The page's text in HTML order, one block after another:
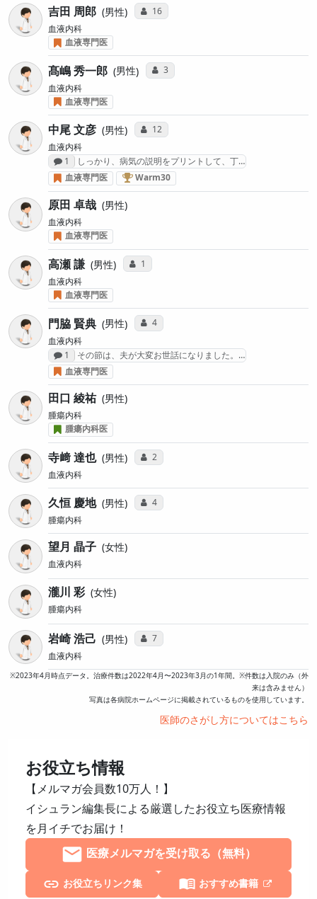
吉田 周郎 男性 コミュニケーション・タイプ投票数
16
血液内科
血液専門医
髙嶋 秀一郎 男性 コミュニケーション・タイプ投票数
3
血液内科
血液専門医
中尾 文彦 男性 コミュニケーション・タイプ投票数
12
血液内科
感想投稿数
1
しっかり、病気の説明をプリントして、丁…
血液専門医
Warm30血液がん治療医 “Warm30” (2025年)
原田 卓哉 男性
血液内科
血液専門医
高瀬 謙 男性 コミュニケーション・タイプ投票数
1
血液内科
血液専門医
門脇 賢典 男性 コミュニケーション・タイプ投票数
4
血液内科
感想投稿数
1
その節は、夫が大変お世話になりました。…
血液専門医
田口 綾祐 男性
腫瘍内科
腫瘍内科医
寺﨑 達也 男性 コミュニケーション・タイプ投票数
2
血液内科
久恒 慶地 男性 コミュニケーション・タイプ投票数
4
腫瘍内科
望月 晶子 女性
血液内科
瀧川 彩 女性
腫瘍内科
岩崎 浩己 男性 コミュニケーション・タイプ投票数
7
血液内科
※2023年4月時点データ。治療件数は2022年4月〜2023年3月の1年間。※件数は入院のみ（外
来は含みません）
写真は各病院ホームページに掲載されているものを使用しています。
医師のさがし方についてはこちら
お役立ち情報
【メルマガ会員数10万人！】
イシュラン編集長による厳選したお役立ち医療情報
を月イチでお届け！
医療メルマガを受け取る（無料）
お役立ちリンク集 おすすめ書籍